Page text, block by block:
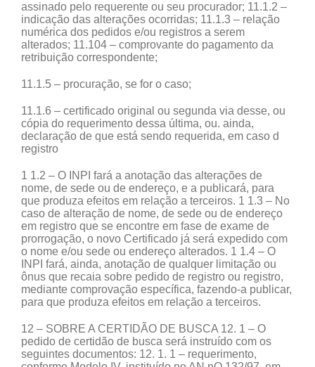
assinado pelo requerente ou seu procurador; 11.1.2 –
indicação das alterações ocorridas; 11.1.3 – relação
numérica dos pedidos e/ou registros a serem
alterados; 11.104 – comprovante do pagamento da
retribuição correspondente;
11.1.5 – procuração, se for o caso;
11.1.6 – certificado original ou segunda via desse, ou
cópia do requerimento dessa última, ou. ainda,
declaração de que está sendo requerida, em caso d
registro
1 1.2 – O INPI fará a anotação das alterações de
nome, de sede ou de endereço, e a publicará, para
que produza efeitos em relação a terceiros. 1 1.3 – No
caso de alteração de nome, de sede ou de endereço
em registro que se encontre em fase de exame de
prorrogação, o novo Certificado já será expedido com
o nome e/ou sede ou endereço alterados. 1 1.4 – O
INPI fará, ainda, anotação de qualquer limitação ou
ônus que recaia sobre pedido de registro ou registro,
mediante comprovação específica, fazendo-a publicar,
para que produza efeitos em relação a terceiros.
12 – SOBRE A CERTIDÃO DE BUSCA 12. 1 – O
pedido de certidão de busca será instruído com os
seguintes documentos: 12. 1. 1 – requerimento,